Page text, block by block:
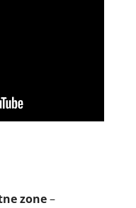
zone–